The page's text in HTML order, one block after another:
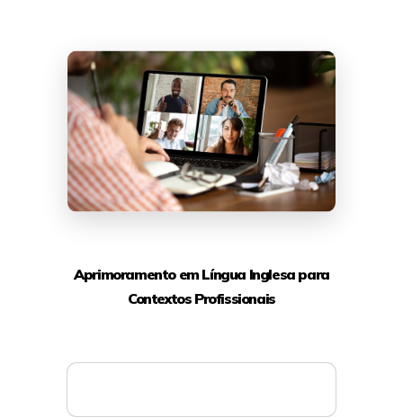
Aprimoramento em Língua Inglesa para
Contextos Profissionais